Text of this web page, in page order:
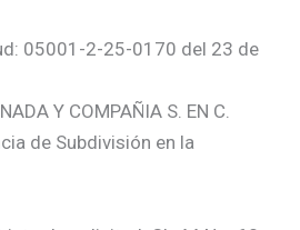
05001-2-25-0170 del 23 de
Y COMPAÑIA S. EN C.
de Subdivisión en la